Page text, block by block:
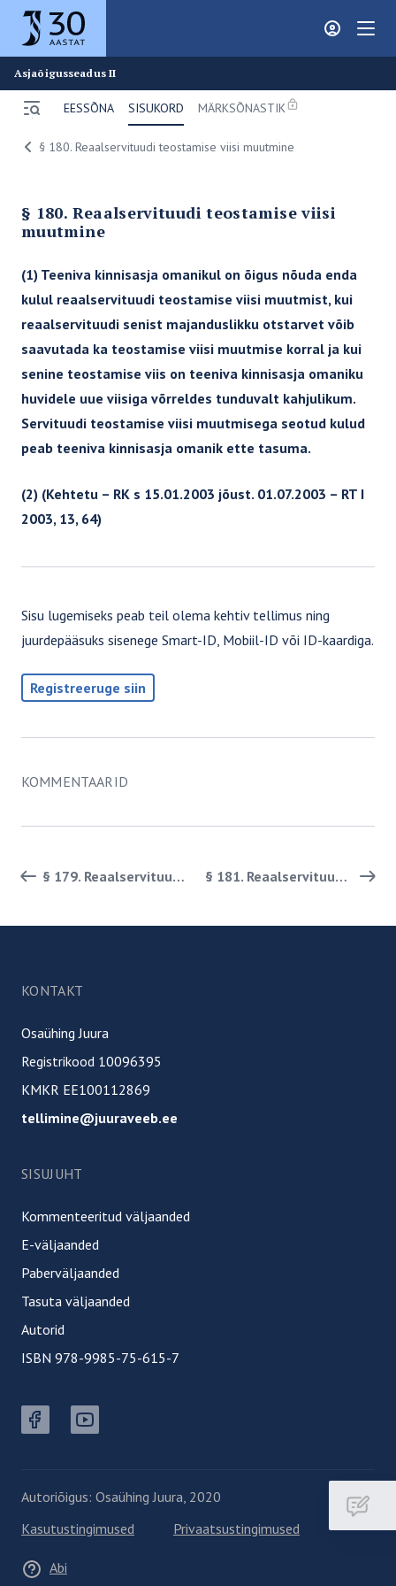
Juura
Patsiendikindlustus
Tsiviilkohtumenetluse seadustik III
Tsiviilkohtumenetluse seadustik II
Tsiviilkohtumenetluse seadustik I
Võlaõigusseadus IV
Võlaõigusseadus III
Asjaõigusseadus II
Asjaõigusseadus I
Riigihangete seadus
Halduskohtumenetluse seadustik
Kriminaalmenetluse seadustik
Asjaõigusseadus II
Ava menüü
EESSÕNA SISUKORD MÄRKSÕNASTIK
Breadcrumbs
§ 180. Reaalservituudi teostamise viisi muutmine
§ 180. Reaalservituudi teostamise viisi
muutmine
(1) Teeniva kinnisasja omanikul on õigus nõuda enda
kulul reaalservituudi teostamise viisi muutmist, kui
reaalservituudi senist majanduslikku otstarvet võib
saavutada ka teostamise viisi muutmise korral ja kui
senine teostamise viis on teeniva kinnisasja omaniku
huvidele uue viisiga võrreldes tunduvalt kahjulikum.
Servituudi teostamise viisi muutmisega seotud kulud
peab teeniva kinnisasja omanik ette tasuma.
(2) (Kehtetu – RK s 15.01.2003 jõust. 01.07.2003 – RT I
2003, 13, 64)
Sisu lugemiseks peab teil olema kehtiv tellimus ning
juurdepääsuks sisenege Smart-ID, Mobiil-ID või ID-kaardiga.
Registreeruge siin
KOMMENTAARID
Paginatsiooni lingid
§ 179. Reaalservituudi teostamine ehitise või seadeldise abil § 181. Reaalservituudi teostamise koha muutmine
Jalus
KONTAKT
Osaühing Juura
Registrikood 10096395
KMKR EE100112869
tellimine@juuraveeb.ee
SISUJUHT
Kommenteeritud väljaanded
E-väljaanded
Paberväljaanded
Tasuta väljaanded
Autorid
ISBN 978-9985-75-615-7
Facebook buttonYoutube button
Autoriõigus: Osaühing Juura, 2020
Kasutustingimused
Privaatsustingimused
Abi